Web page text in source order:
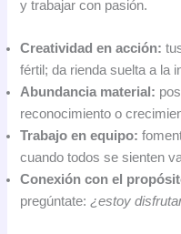
y trabajar con pasión.
Creatividad en acción:
fértil; da rienda suelta a la
Abundancia material:
reconocimiento o
Trabajo en equipo:
cuando todos se sienten
Conexión con el
pregúntate:¿estoy